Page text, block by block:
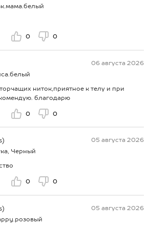
0 0
06 августа 2026
ниток,приятное к телу и при
благодарю
0 0
05 августа 2026
Черный
0 0
05 августа 2026